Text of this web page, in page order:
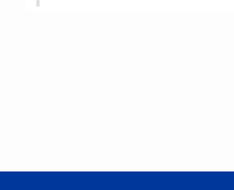
Ürün bilgilerinde hatalar bulunuyor.